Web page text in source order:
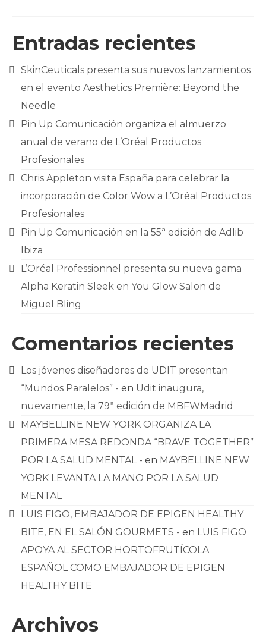
Entradas recientes
SkinCeuticals presenta sus nuevos lanzamientos
en el evento Aesthetics Première: Beyond the
Needle
Pin Up Comunicación organiza el almuerzo
anual de verano de L’Oréal Productos
Profesionales
Chris Appleton visita España para celebrar la
incorporación de Color Wow a L’Oréal Productos
Profesionales
Pin Up Comunicación en la 55ª edición de Adlib
Ibiza
L’Oréal Professionnel presenta su nueva gama
Alpha Keratin Sleek en You Glow Salon de
Miguel Bling
Comentarios recientes
Los jóvenes diseñadores de UDIT presentan
“Mundos Paralelos” - en Udit inaugura,
nuevamente, la 79ª edición de MBFWMadrid
MAYBELLINE NEW YORK ORGANIZA LA
PRIMERA MESA REDONDA “BRAVE TOGETHER”
POR LA SALUD MENTAL - en MAYBELLINE NEW
YORK LEVANTA LA MANO POR LA SALUD
MENTAL
LUIS FIGO, EMBAJADOR DE EPIGEN HEALTHY
BITE, EN EL SALÓN GOURMETS - en LUIS FIGO
APOYA AL SECTOR HORTOFRUTÍCOLA
ESPAÑOL COMO EMBAJADOR DE EPIGEN
HEALTHY BITE
Archivos